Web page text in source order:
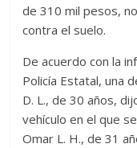
de 310 mil pesos,
contra el suelo.
De acuerdo con la
Policía Estatal, una
D. L., de 30 años,
vehículo en el que
Omar L. H., de 31